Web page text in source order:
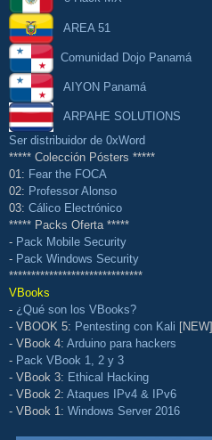
AREA 51
Comunidad Dojo Panamá
AIYON Panamá
ARPAHE SOLUTIONS
Ser distribuidor de 0xWord
***** Colección Pósters *****
01: Fear the FOCA
02: Professor Alonso
03: Cálico Electrónico
***** Packs Oferta *****
- Pack Mobile Security
- Pack Windows Security
******************************
VBooks
- ¿Qué son los VBooks?
- VBOOK 5: Pentesting con Kali [NEW]
- VBook 4: Arduino para hackers
- Pack VBook 1, 2 y 3
- VBook 3: Ethical Hacking
- VBook 2: Ataques IPv4 & IPv6
- VBook 1: Windows Server 2016